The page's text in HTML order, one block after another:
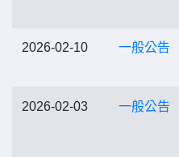
2026-02-10 一般公告
2026-02-03 一般公告